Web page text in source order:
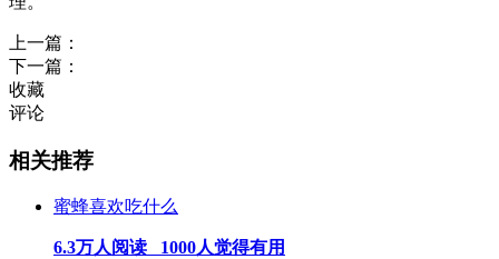
上一篇：
下一篇：
收藏
评论
相关推荐
蜜蜂喜欢吃什么
6.3万人阅读 1000人觉得有用